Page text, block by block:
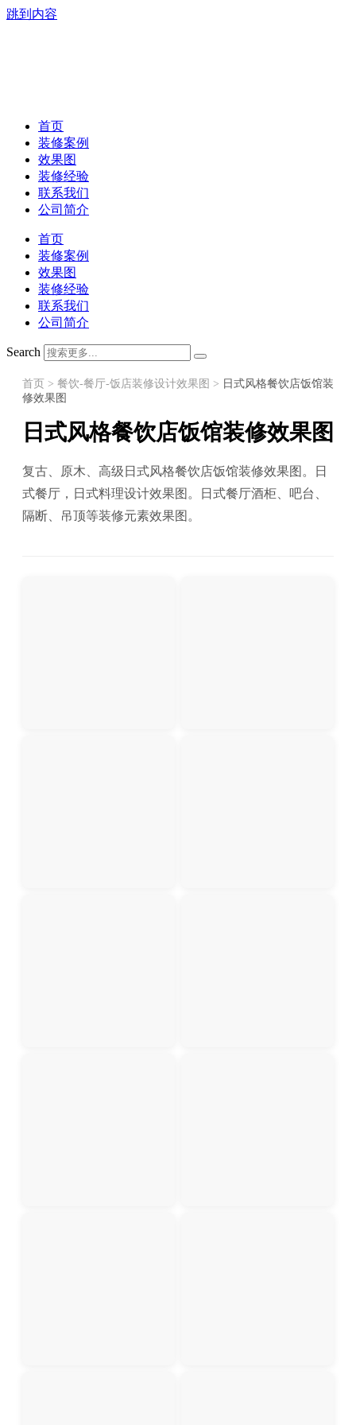
跳到内容
首页
装修案例
效果图
装修经验
联系我们
公司简介
首页
装修案例
效果图
装修经验
联系我们
公司简介
Search
首页 > 餐饮-餐厅-饭店装修设计效果图 > 日式风格餐饮店饭馆装
修效果图
日式风格餐饮店饭馆装修效果图
复古、原木、高级日式风格餐饮店饭馆装修效果图。日
式餐厅，日式料理设计效果图。日式餐厅酒柜、吧台、
隔断、吊顶等装修元素效果图。